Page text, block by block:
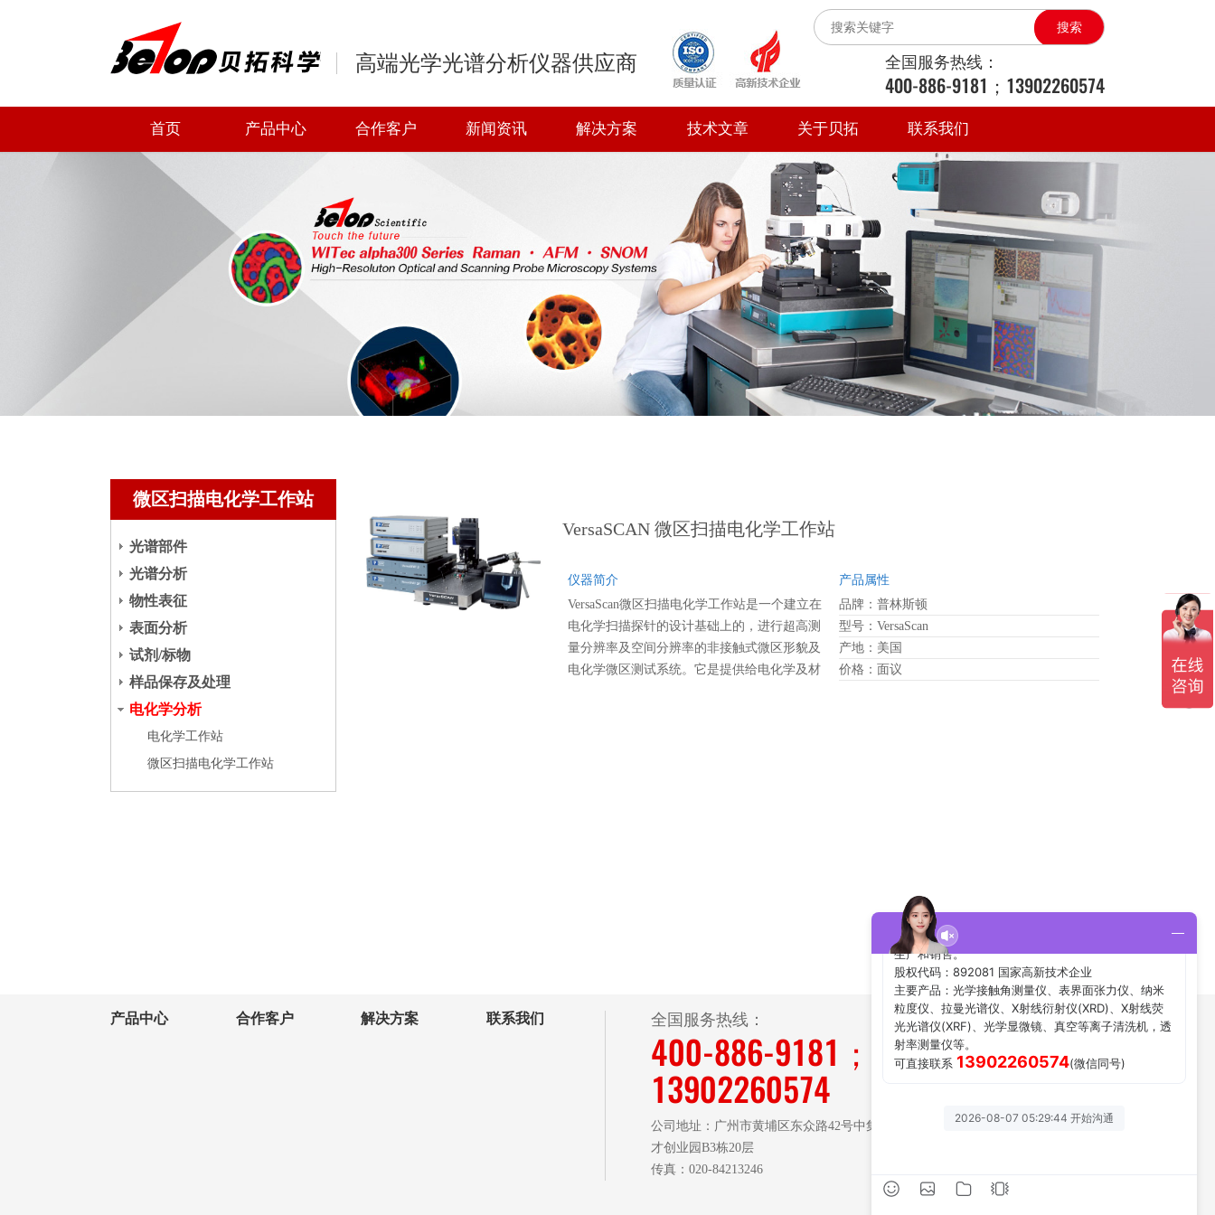
高端光学光谱分析仪器供应商
搜索
全国服务热线：
400-886-9181；13902260574
首页 产品中心 合作客户 新闻资讯 解决方案 技术文章 关于贝拓 联系我们
微区扫描电化学工作站
光谱部件
光谱分析
物性表征
表面分析
试剂/标物
样品保存及处理
电化学分析
电化学工作站
微区扫描电化学工作站
VersaSCAN 微区扫描电化学工作站
仪器简介
VersaScan微区扫描电化学工作站是一个建立在
电化学扫描探针的设计基础上的，进行超高测
量分辨率及空间分辨率的非接触式微区形貌及
电化学微区测试系统。它是提供给电化学及材
产品属性
品牌：普林斯顿
型号：VersaScan
产地：美国
价格：面议
产品中心 合作客户 解决方案 联系我们 全国服务热线：
400-886-9181；
13902260574
公司地址：广州市黄埔区东众路42号中集大湾区国际人
才创业园B3栋20层
传真：020-84213246